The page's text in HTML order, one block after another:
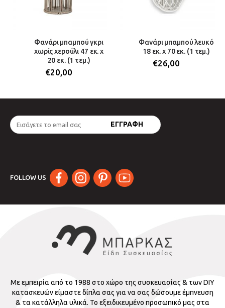
Φανάρι μπαμπού γκρι
χωρίς χερούλι 47 εκ. x
20 εκ. (1 τεμ.)
€20,00
Φανάρι μπαμπού λευκό
18 εκ. x 70 εκ. (1 τεμ.)
€26,00
FOLLOW US
Με εμπειρία από το 1988 στο χώρο της συσκευασίας & των DIY
κατασκευών είμαστε δίπλα σας για να σας δώσουμε έμπνευση
& τα κατάλληλα υλικά. Το εξειδικευμένο προσωπικό μας στα